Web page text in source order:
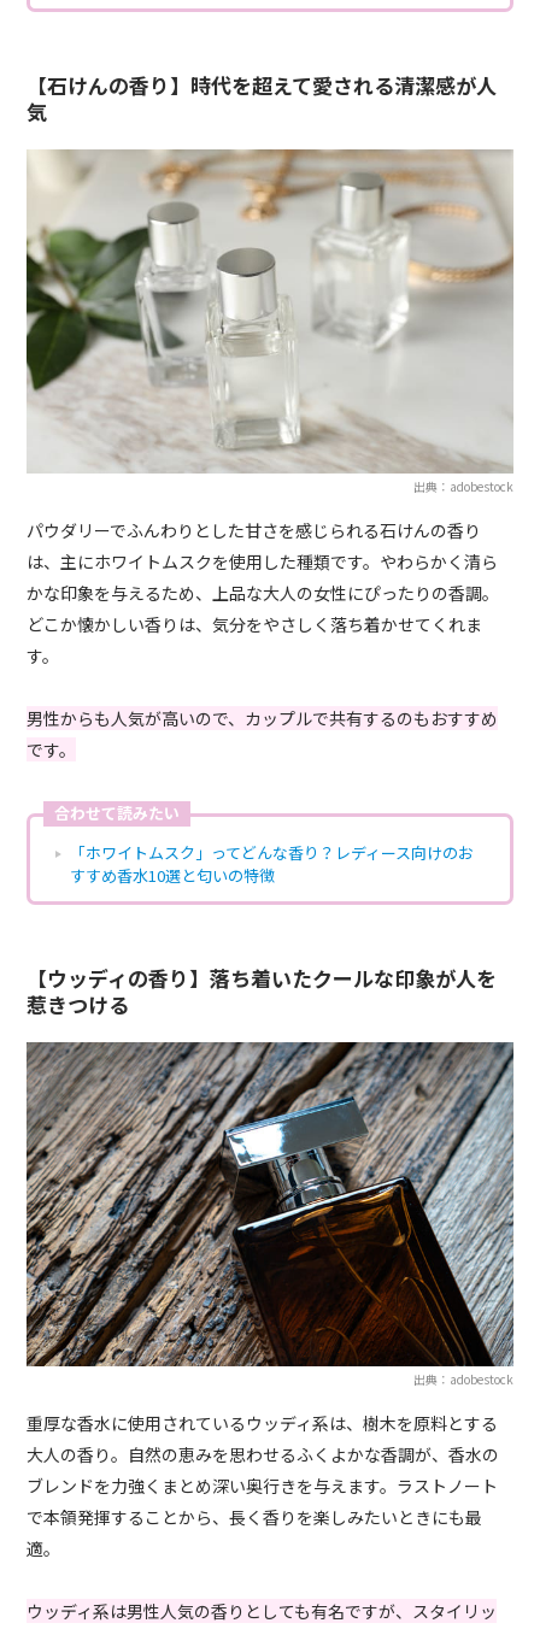
【石けんの香り】時代を超えて愛される清潔感が人
気
出典：adobestock
パウダリーでふんわりとした甘さを感じられる石けんの香り
は、主にホワイトムスクを使用した種類です。やわらかく清ら
かな印象を与えるため、上品な大人の女性にぴったりの香調。
どこか懐かしい香りは、気分をやさしく落ち着かせてくれま
す。
男性からも人気が高いので、カップルで共有するのもおすすめ
です。
合わせて読みたい
「ホワイトムスク」ってどんな香り？レディース向けのお
すすめ香水10選と匂いの特徴
【ウッディの香り】落ち着いたクールな印象が人を
惹きつける
出典：adobestock
重厚な香水に使用されているウッディ系は、樹木を原料とする
大人の香り。自然の恵みを思わせるふくよかな香調が、香水の
ブレンドを力強くまとめ深い奥行きを与えます。ラストノート
で本領発揮することから、長く香りを楽しみたいときにも最
適。
ウッディ系は男性人気の香りとしても有名ですが、スタイリッ